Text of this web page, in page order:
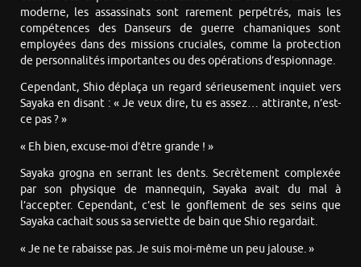
moderne, les assassinats sont rarement perpétrés, mais les
compétences des Danseurs de guerre chamaniques sont
employées dans des missions cruciales, comme la protection
de personnalités importantes ou des opérations d’espionnage.
Cependant, Shio déplaça un regard sérieusement inquiet vers
Sayaka en disant : « Je veux dire, tu es assez… attirante, n’est-
ce pas ? »
« Eh bien, excuse-moi d’être grande ! »
Sayaka grogna en serrant les dents. Secrètement complexée
par son physique de mannequin, Sayaka avait du mal à
l’accepter. Cependant, c’est le gonflement de ses seins que
Sayaka cachait sous sa serviette de bain que Shio regardait.
« Je ne te rabaisse pas. Je suis moi-même un peu jalouse. »